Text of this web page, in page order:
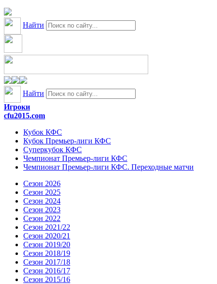
Найти
Найти
Игроки
cfu2015.com
Кубок КФС
Кубок Премьер-лиги КФС
Суперкубок КФС
Чемпионат Премьер-лиги КФС
Чемпионат Премьер-лиги КФС. Переходные матчи
Сезон 2026
Сезон 2025
Сезон 2024
Сезон 2023
Сезон 2022
Сезон 2021/22
Сезон 2020/21
Сезон 2019/20
Сезон 2018/19
Сезон 2017/18
Сезон 2016/17
Сезон 2015/16